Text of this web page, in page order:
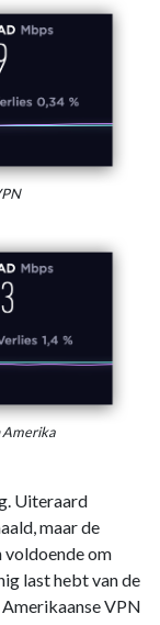
Amerika
Uiteraard
maar de
voldoende om
last hebt van de
VPN